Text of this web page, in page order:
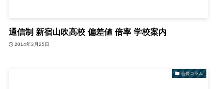
通信制 新宿山吹高校 偏差値 倍率 学校案内
2014年3月25日
会長コラム